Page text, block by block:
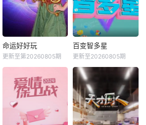
命运好好玩
更新至第20260805期
百变智多星
更新至20260805期